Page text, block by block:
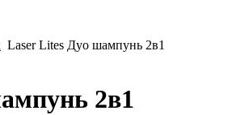
Laser Lites Дуо шампунь 2в1
2в1